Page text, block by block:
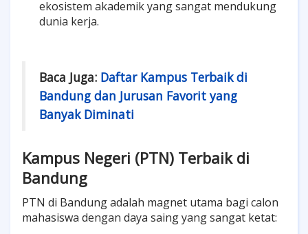
ekosistem akademik yang sangat mendukung
dunia kerja.
Baca Juga: Daftar Kampus Terbaik di
Bandung dan Jurusan Favorit yang
Banyak Diminati
Kampus Negeri (PTN) Terbaik di
Bandung
PTN di Bandung adalah magnet utama bagi calon
mahasiswa dengan daya saing yang sangat ketat: